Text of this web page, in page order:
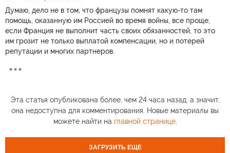
Думаю, дело не в том, что французы помнят какую-то там
помощь, оказанную им Россией во время войны, все проще,
если Франция не выполнит часть своих обязанностей, то это
им грозит не только выплатой компенсации, но и потерей
репутации и многих партнеров.
Эта статья опубликована более, чем 24 часа назад, а значит,
она недоступна для комментирования. Новые материалы вы
можете найти на главной странице.
ЗАГРУЗИТЬ ЕЩЕ